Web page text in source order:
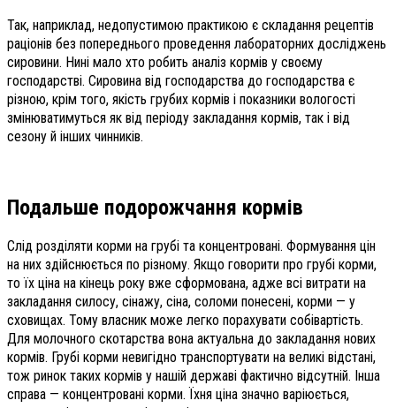
Так, наприклад, недопустимою практикою є складання рецептів
раціонів без попереднього проведення лабораторних досліджень
сировини. Нині мало хто робить аналіз кормів у своєму
господарстві. Сировина від господарства до господарства є
різною, крім того, якість грубих кормів і показники вологості
змінюватимуться як від періоду закладання кормів, так і від
сезону й інших чинників.
Подальше подорожчання кормів
Слід розділяти корми на грубі та концентровані. Формування цін
на них здійснюється по різному. Якщо говорити про грубі корми,
то їх ціна на кінець року вже сформована, адже всі витрати на
закладання силосу, сінажу, сіна, соломи понесені, корми — у
сховищах. Тому власник може легко порахувати собівартість.
Для молочного скотарства вона актуальна до закладання нових
кормів. Грубі корми невигідно транспортувати на великі відстані,
тож ринок таких кормів у нашій державі фактично відсутній. Інша
справа — концентровані корми. Їхня ціна значно варіюється,